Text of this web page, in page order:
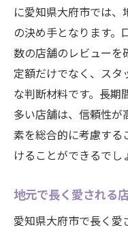
に愛知県大府市では
の決め手となります。
数の店舗のレビューを
定額だけでなく、ス
な判断材料です。長期
多い店舗は、信頼性が
素を総合的に考慮する
けることができるでし
地元で長く愛される
愛知県大府市で長く